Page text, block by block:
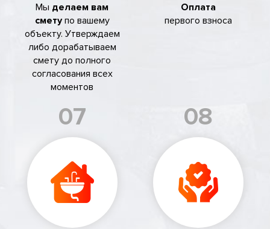
Мы делаем вам
сметупо вашему
объекту. Утверждаем
либо дорабатываем
смету до полного
согласования всех
моментов
Оплата
первого взноса
07 08